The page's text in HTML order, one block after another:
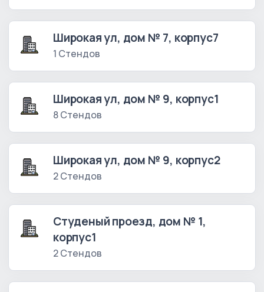
Широкая ул, дом № 7, корпус7
1 Стендов
Широкая ул, дом № 9, корпус1
8 Стендов
Широкая ул, дом № 9, корпус2
2 Стендов
Студеный проезд, дом № 1,
корпус1
2 Стендов